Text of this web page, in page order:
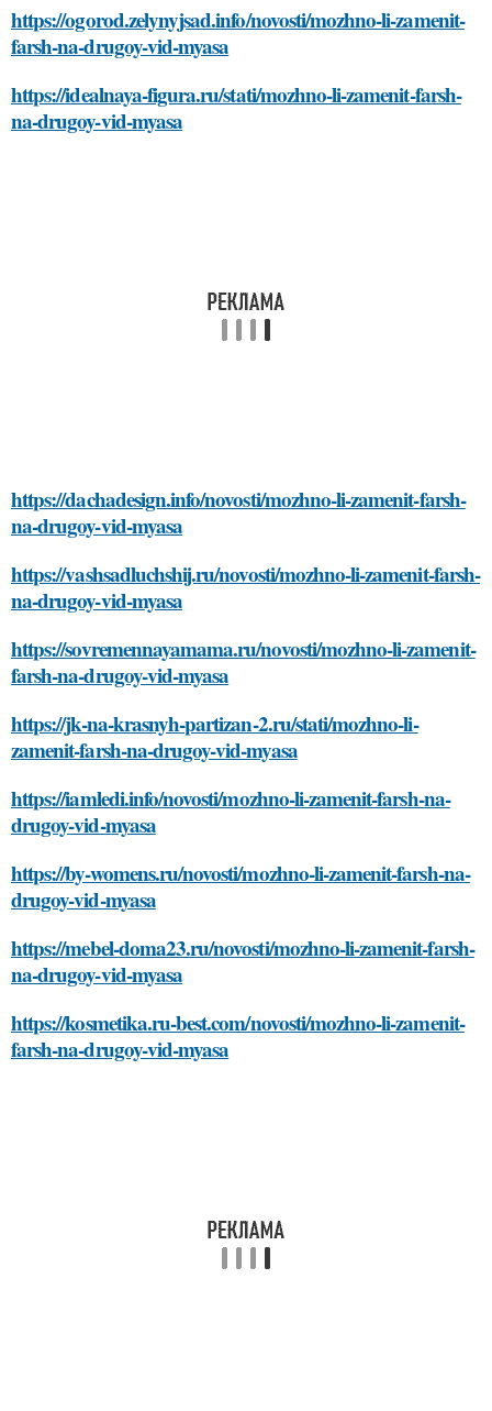
https://ogorod.zelynyjsad.info/novosti/mozhno-li-zamenit-
farsh-na-drugoy-vid-myasa
https://idealnaya-figura.ru/stati/mozhno-li-zamenit-farsh-
na-drugoy-vid-myasa
https://dachadesign.info/novosti/mozhno-li-zamenit-farsh-
na-drugoy-vid-myasa
https://vashsadluchshij.ru/novosti/mozhno-li-zamenit-farsh-
na-drugoy-vid-myasa
https://sovremennayamama.ru/novosti/mozhno-li-zamenit-
farsh-na-drugoy-vid-myasa
https://jk-na-krasnyh-partizan-2.ru/stati/mozhno-li-
zamenit-farsh-na-drugoy-vid-myasa
https://iamledi.info/novosti/mozhno-li-zamenit-farsh-na-
drugoy-vid-myasa
https://by-womens.ru/novosti/mozhno-li-zamenit-farsh-na-
drugoy-vid-myasa
https://mebel-doma23.ru/novosti/mozhno-li-zamenit-farsh-
na-drugoy-vid-myasa
https://kosmetika.ru-best.com/novosti/mozhno-li-zamenit-
farsh-na-drugoy-vid-myasa